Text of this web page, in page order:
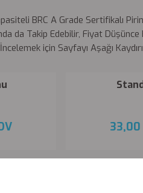
BRC A Grade Sertifikalı
da Takip Edebilir, Fiyat
için Sayfayı Aşağı
33,00